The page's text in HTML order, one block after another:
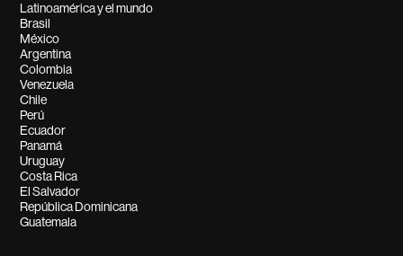
Latinoamérica y el mundo
Brasil
México
Argentina
Colombia
Venezuela
Chile
Perú
Ecuador
Panamá
Uruguay
Costa Rica
El Salvador
República Dominicana
Guatemala